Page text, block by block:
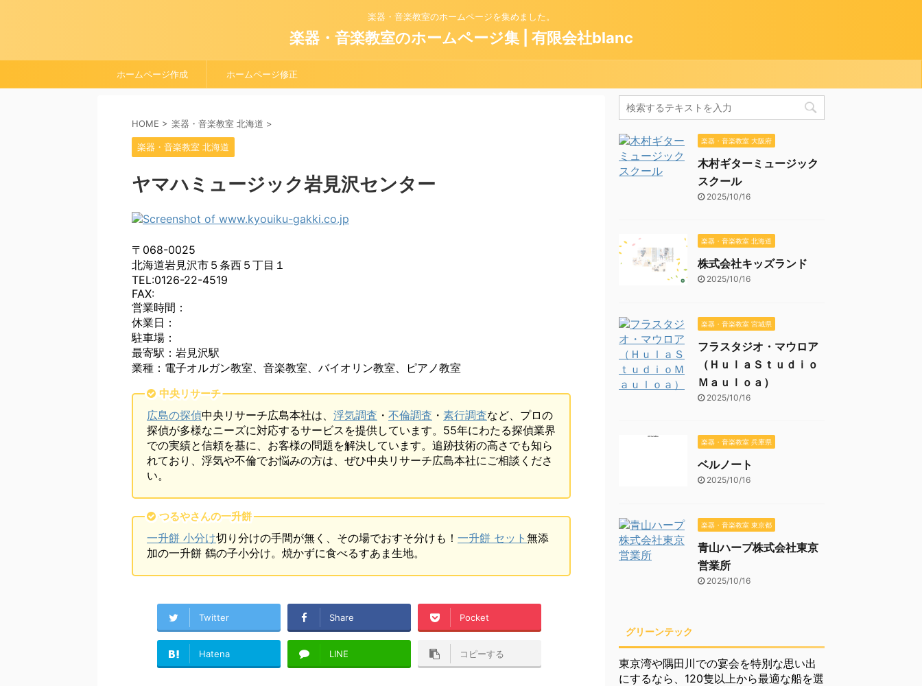
楽器・音楽教室のホームページを集めました。
楽器・音楽教室のホームページ集 | 有限会社blanc
ホームページ作成 ホームページ修正
HOME > 楽器・音楽教室 北海道 >
楽器・音楽教室 北海道
ヤマハミュージック岩見沢センター
〒068-0025
北海道岩見沢市５条西５丁目１
TEL:0126-22-4519
FAX:
営業時間：
休業日：
駐車場：
最寄駅：岩見沢駅
業種：電子オルガン教室、音楽教室、バイオリン教室、ピアノ教室
中央リサーチ
広島の探偵中央リサーチ広島本社は、 浮気調査 ・ 不倫調査 ・ 素行調査など、プロの
探偵が多様なニーズに対応するサービスを提供しています。55年にわたる探偵業界
での実績と信頼を基に、お客様の問題を解決しています。追跡技術の高さでも知ら
れており、浮気や不倫でお悩みの方は、ぜひ中央リサーチ広島本社にご相談くださ
い。
つるやさんの一升餅
一升餅 小分け切り分けの手間が無く、その場でおすそ分けも！ 一升餅 セット 無添
加の一升餅 鶴の子小分け。焼かずに食べるすあま生地。
Twitter Share Pocket
Hatena LINE コピーする
楽器・音楽教室 大阪府
木村ギターミュージック
スクール
2025/10/16
楽器・音楽教室 北海道
株式会社キッズランド
2025/10/16
楽器・音楽教室 宮城県
フラスタジオ・マウロア
（ＨｕｌａＳｔｕｄｉｏ
Ｍａｕｌｏａ）
2025/10/16
楽器・音楽教室 兵庫県
ベルノート
2025/10/16
楽器・音楽教室 東京都
青山ハープ株式会社東京
営業所
2025/10/16
グリーンテック
東京湾や隅田川での宴会を特別な思い出
にするなら、120隻以上から最適な船を選